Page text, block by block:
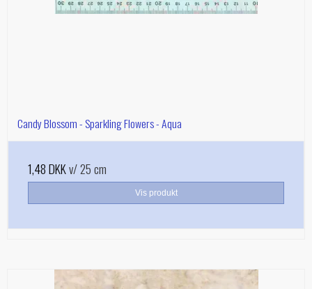
Candy Blossom - Sparkling Flowers - Aqua
1,48 DKKv/ 25 cm
Vis produkt